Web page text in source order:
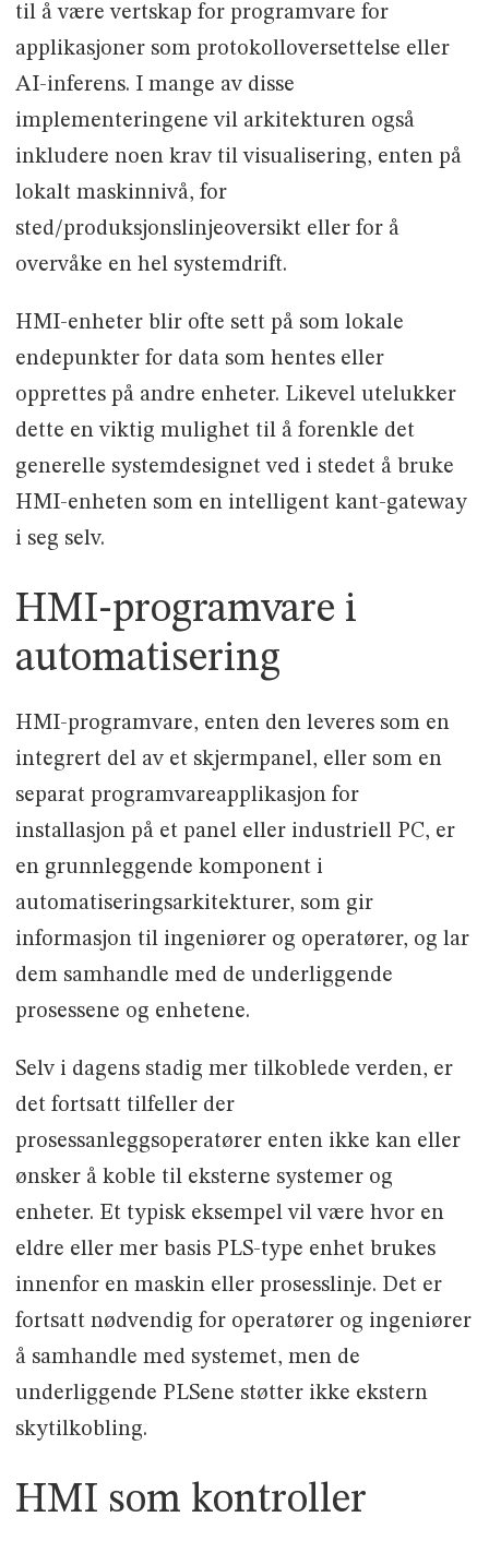
til å være vertskap for programvare for
applikasjoner som protokolloversettelse eller
AI-inferens. I mange av disse
implementeringene vil arkitekturen også
inkludere noen krav til visualisering, enten på
lokalt maskinnivå, for
sted/produksjonslinjeoversikt eller for å
overvåke en hel systemdrift.
HMI-enheter blir ofte sett på som lokale
endepunkter for data som hentes eller
opprettes på andre enheter. Likevel utelukker
dette en viktig mulighet til å forenkle det
generelle systemdesignet ved i stedet å bruke
HMI-enheten som en intelligent kant-gateway
i seg selv.
HMI-programvare i
automatisering
HMI-programvare, enten den leveres som en
integrert del av et skjermpanel, eller som en
separat programvareapplikasjon for
installasjon på et panel eller industriell PC, er
en grunnleggende komponent i
automatiseringsarkitekturer, som gir
informasjon til ingeniører og operatører, og lar
dem samhandle med de underliggende
prosessene og enhetene.
Selv i dagens stadig mer tilkoblede verden, er
det fortsatt tilfeller der
prosessanleggsoperatører enten ikke kan eller
ønsker å koble til eksterne systemer og
enheter. Et typisk eksempel vil være hvor en
eldre eller mer basis PLS-type enhet brukes
innenfor en maskin eller prosesslinje. Det er
fortsatt nødvendig for operatører og ingeniører
å samhandle med systemet, men de
underliggende PLSene støtter ikke ekstern
skytilkobling.
HMI som kontroller